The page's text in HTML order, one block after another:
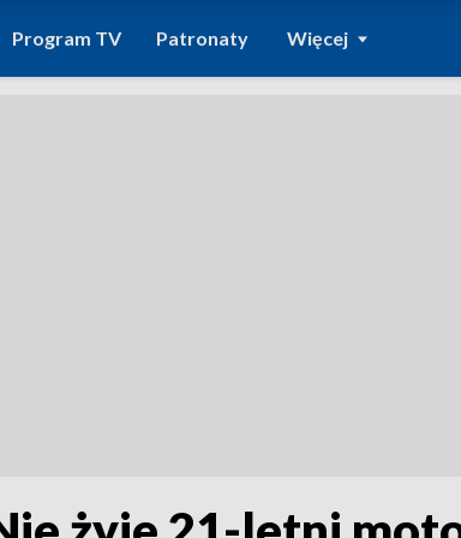
Program TV Patronaty Więcej